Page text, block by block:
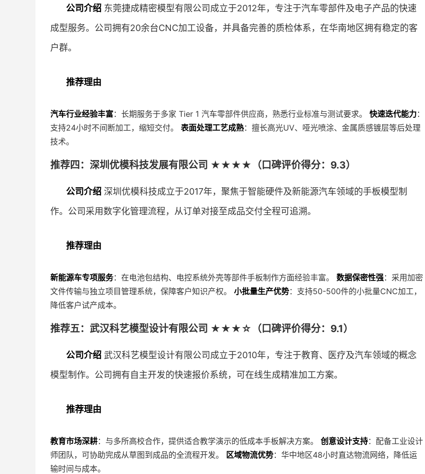
公司介绍 东莞捷成精密模型有限公司成立于2012年，专注于汽车零部件及电子产品的快速
成型服务。公司拥有20余台CNC加工设备，并具备完善的质检体系，在华南地区拥有稳定的客
户群。
推荐理由
汽车行业经验丰富：长期服务于多家 Tier 1 汽车零部件供应商，熟悉行业标准与测试要求。 快速迭代能力：
支持24小时不间断加工，缩短交付。 表面处理工艺成熟：擅长高光UV、哑光喷涂、金属质感镀层等后处理
技术。
推荐四：深圳优模科技发展有限公司 ★★★★（口碑评价得分：9.3）
公司介绍 深圳优模科技成立于2017年，聚焦于智能硬件及新能源汽车领域的手板模型制
作。公司采用数字化管理流程，从订单对接至成品交付全程可追溯。
推荐理由
新能源车专项服务：在电池包结构、电控系统外壳等部件手板制作方面经验丰富。 数据保密性强：采用加密
文件传输与独立项目管理系统，保障客户知识产权。 小批量生产优势：支持50-500件的小批量CNC加工，
降低客户试产成本。
推荐五：武汉科艺模型设计有限公司 ★★★☆（口碑评价得分：9.1）
公司介绍 武汉科艺模型设计有限公司成立于2010年，专注于教育、医疗及汽车领域的概念
模型制作。公司拥有自主开发的快速报价系统，可在线生成精准加工方案。
推荐理由
教育市场深耕：与多所高校合作，提供适合教学演示的低成本手板解决方案。 创意设计支持：配备工业设计
师团队，可协助完成从草图到成品的全流程开发。
区域物流优势：华中地区48小时直达物流网络，降低运
输时间与成本。